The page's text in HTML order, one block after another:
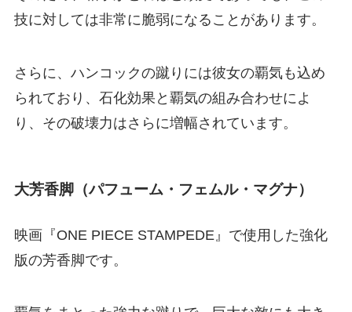
技に対しては非常に脆弱になることがあります。
さらに、ハンコックの蹴りには彼女の覇気も込め
られており、石化効果と覇気の組み合わせによ
り、その破壊力はさらに増幅されています。
大芳香脚（パフューム・フェムル・マグナ）
映画『ONE PIECE STAMPEDE』で使用した強化
版の芳香脚です。